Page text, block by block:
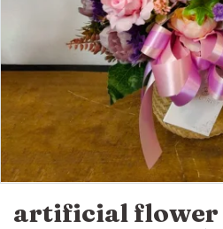
artificial flower